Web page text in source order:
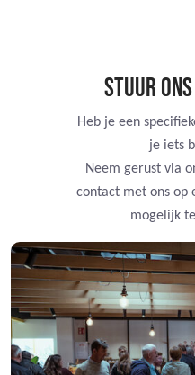
STUUR ONS
Heb je een
je iets
Neem gerust via
contact met ons op
mogelijk